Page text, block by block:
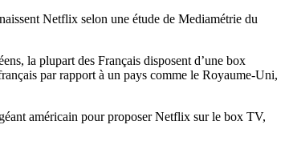
Netflix selon une étude de Mediamétrie du
la plupart des Français disposent d’une box
par rapport à un pays comme le Royaume-Uni,
américain pour proposer Netflix sur le box TV,